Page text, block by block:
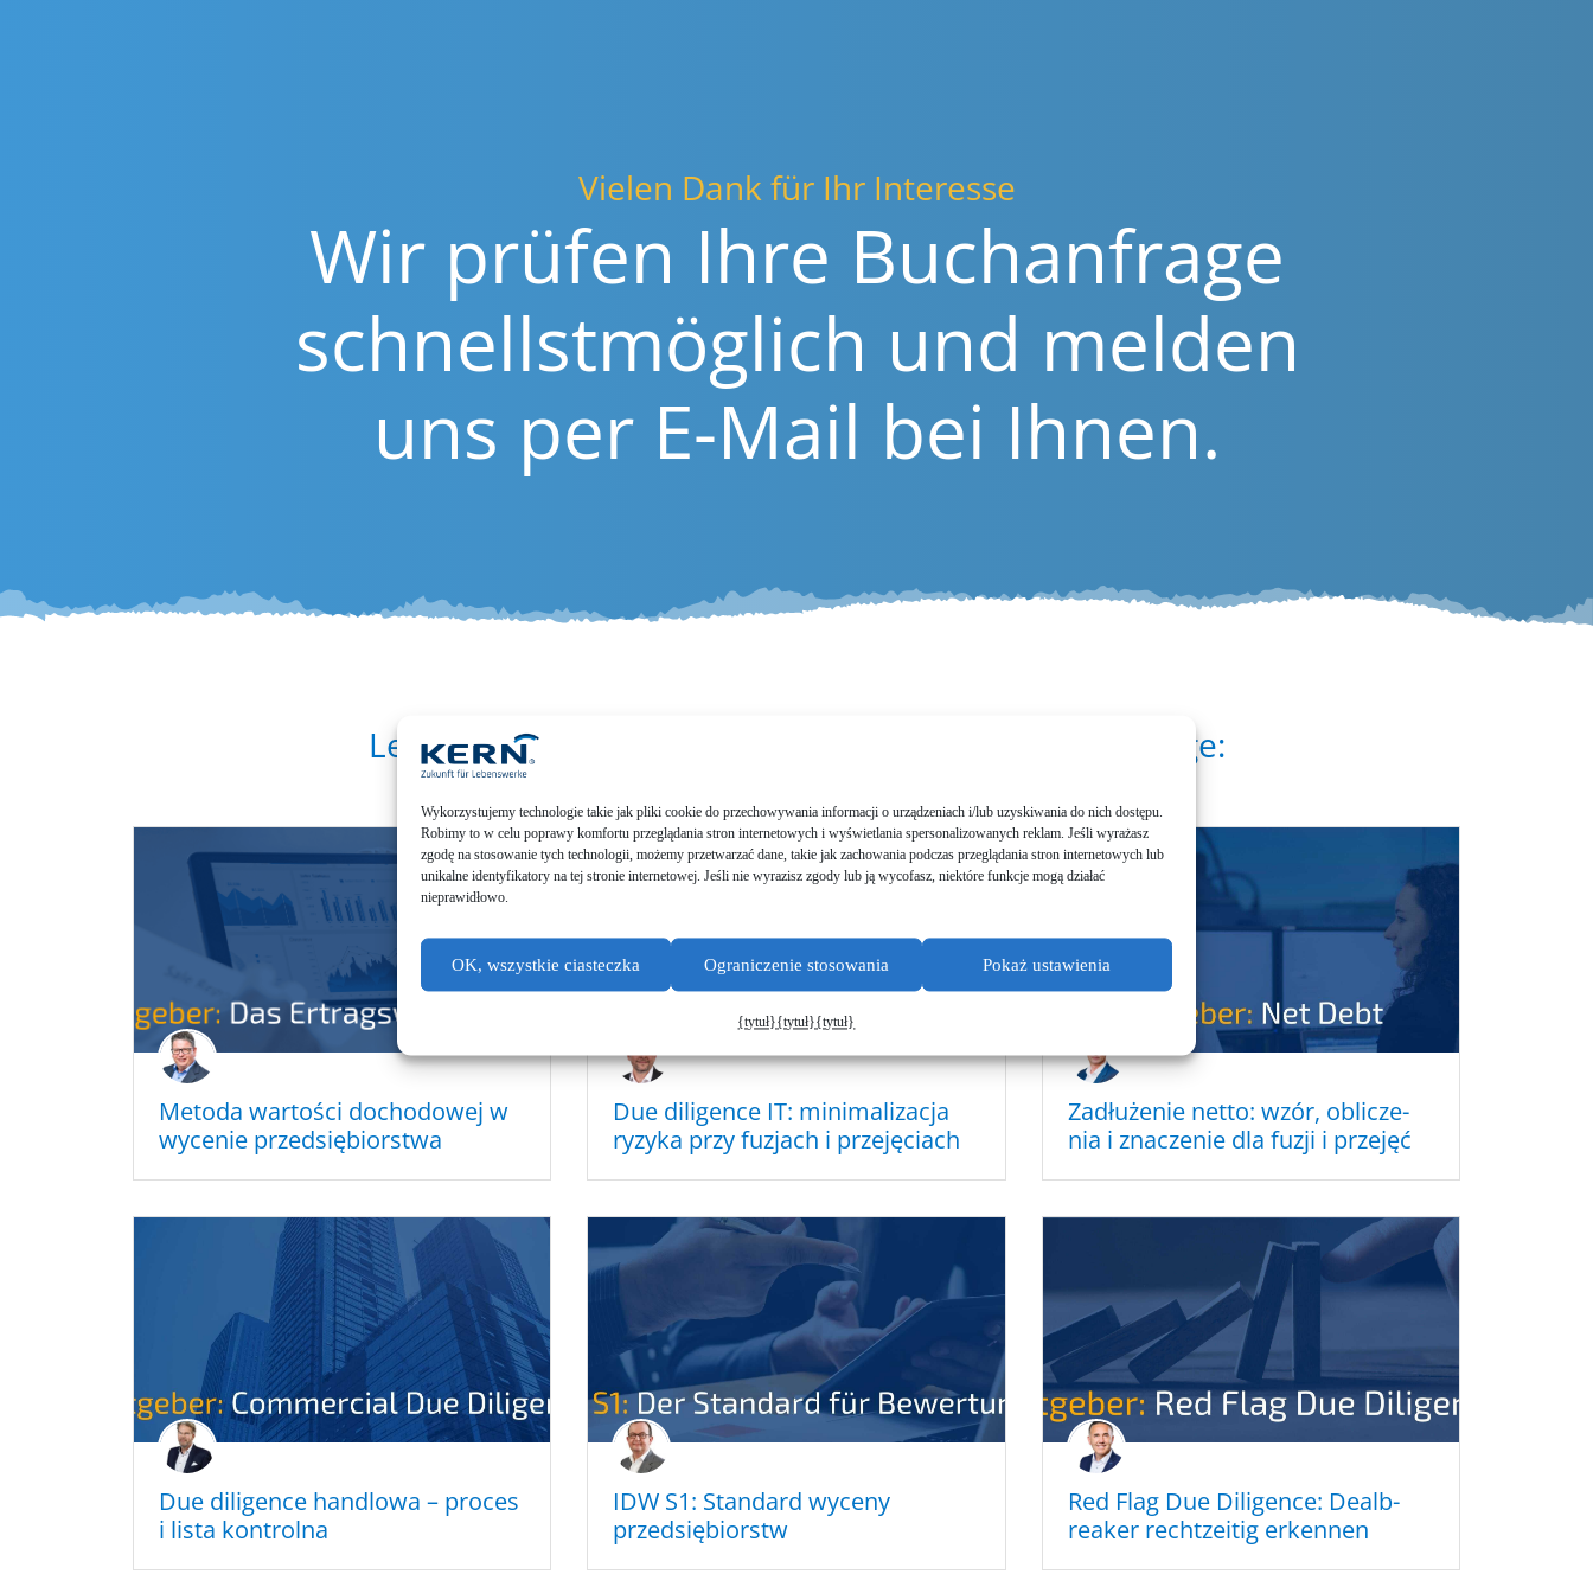
Wykor­zys­tu­je­my techno­lo­gie takie jak pliki cookie do przecho­wy­wa­nia infor­mac­ji o urząd­ze­niach i/lub uzyski­wa­nia do nich dostę­pu.
Robimy to w celu popra­wy komfor­tu przeglą­da­nia stron inter­neto­wych i wyświet­la­nia sperso­na­lizowanych reklam. Jeśli wyrażasz
zgodę na stoso­wa­nie tych techno­lo­gii, możemy przet­warzać dane, takie jak zacho­wa­nia podcz­as przeglą­da­nia stron inter­neto­wych lub
unikal­ne identy­fi­ka­to­ry na tej stronie inter­neto­wej. Jeśli nie wyrazi­sz zgody lub ją wycofasz, niektó­re funkc­je mogą działać
nieprawidłowo.
OK, wszystkie ciasteczka Ograniczenie stosowania Pokaż ustawienia
{tytuł}{tytuł}{tytuł}
Vielen Dank für Ihr Interesse
Wir prüfen Ihre Buchan­fra­ge
schnellst­mög­lich und melden
uns per E-Mail bei Ihnen.
Lesen Sie bis dahin doch unsere neues­ten Blogbeiträge:
Metoda wartości docho­do­wej w
wycenie przedsiębiorstwa
Due diligence IT: minima­li­zac­ja
ryzyka przy fuzjach i przejęciach
Zadłuże­nie netto: wzór, oblic­ze­
nia i znacze­nie dla fuzji i przejęć
Due diligence handlo­wa – proces
i lista kontrolna
IDW S1: Standard wyceny
przedsiębiorstw
Red Flag Due Diligence: Dealb­
rea­k­er recht­zei­tig erkennen